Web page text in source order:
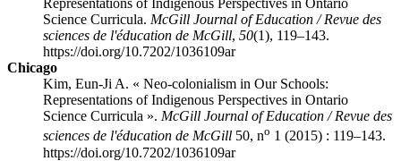
Representations of Indigenous Perspectives in Ontario
Science Curricula. McGill Journal of Education / Revue des
sciences de l'éducation de McGill, 50(1), 119–143.
https://doi.org/10.7202/1036109ar
Chicago
Kim, Eun-Ji A. « Neo-colonialism in Our Schools:
Representations of Indigenous Perspectives in Ontario
Science Curricula ». McGill Journal of Education / Revue des
sciences de l'éducation de McGill 50, no 1 (2015) : 119–143.
https://doi.org/10.7202/1036109ar